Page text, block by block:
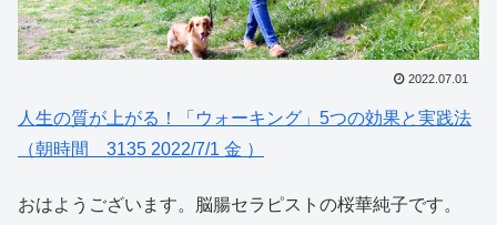
2022.07.01
人生の質が上がる！「ウォーキング」5つの効果と実践法
（朝時間 3135 2022/7/1 金 ）
おはようございます。脳腸セラピストの桜華純子です。